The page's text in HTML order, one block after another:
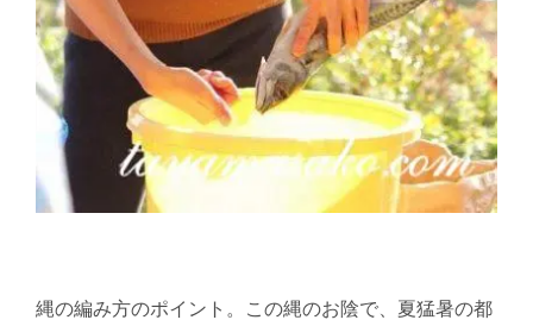
縄の編み方のポイント。この縄のお陰で、夏猛暑の都